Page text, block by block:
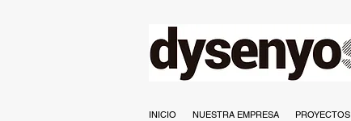
INICIO NUESTRA EMPRESA PROYECTOS